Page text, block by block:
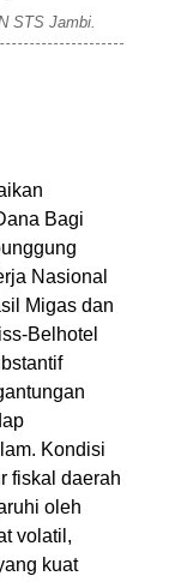
STS Jambi.
Bagi
Nasional
Migas dan
Belhotel
Kondisi
fiskal daerah
oleh
volatil,
kuat